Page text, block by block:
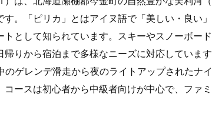
。「ピリカ」とはアイヌ語で「美しい・良い
として知られています。スキーやスノーボー
りから宿泊まで多様なニーズに対応していま
ゲレンデ滑走から夜のライトアップされたナ
ースは初心者から中級者向けが中心で、ファ